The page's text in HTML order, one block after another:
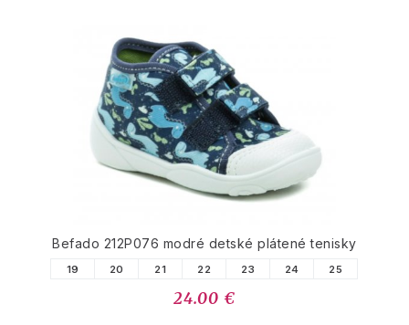
Befado 212P076 modré detské plátené tenisky
19 20 21 22 23 24 25
24.00 €